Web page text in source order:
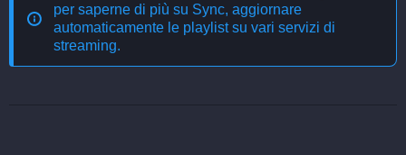
per saperne di più su Sync, aggiornare
automaticamente le playlist su vari servizi di
streaming.